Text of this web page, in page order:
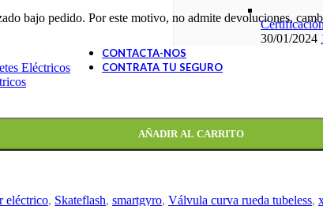
Eléctricos
30/01/2024
CONTACTA-NOS
CONTRATA TU SEGURO
bajo pedido. Por este motivo, no admite devoluciones,
AÑADIR AL CARRITO
eléctrico, Skateflash, smartgyro, Válvula curva rueda tubeless,